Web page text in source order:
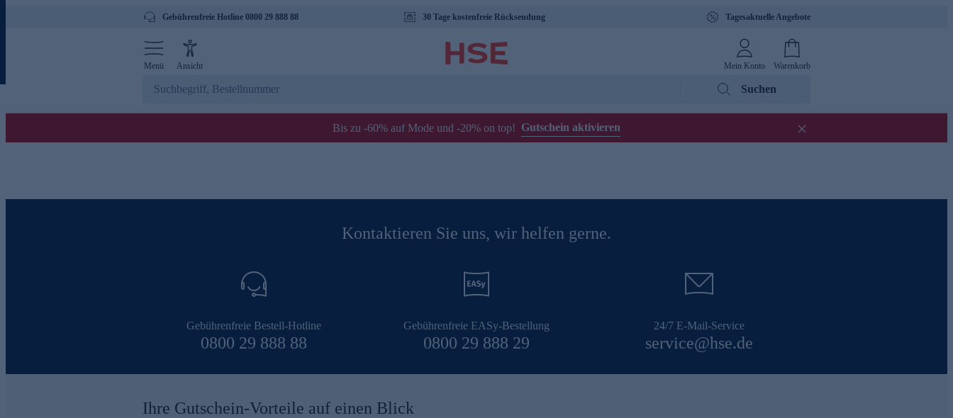
Gebührenfreie Hotline 0800 29 888 88 30 Tage kostenfreie Rücksendung Tagesaktuelle Angebote
Menü Ansicht Mein Konto Warenkorb
Suchen
Bis zu -60% auf Mode und -20% on top! Gutschein aktivieren
Kontaktieren Sie uns, wir helfen gerne.
Gebührenfreie Bestell-Hotline
0800 29 888 88
Gebührenfreie EASy-Bestellung
0800 29 888 29
24/7 E-Mail-Service
service@hse.de
Ihre Gutschein-Vorteile auf einen Blick